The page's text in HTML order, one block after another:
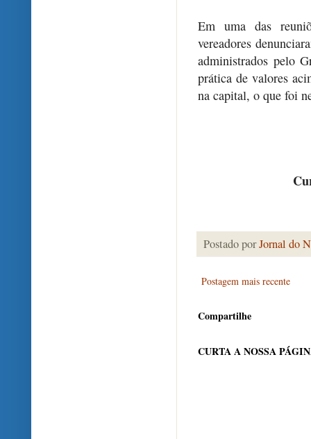
Em uma das
vereadores
administrados pelo
prática de valores
na capital, o que foi
Postado porJornal do
Postagem mais recente
Compartilhe
CURTA A NOSSA